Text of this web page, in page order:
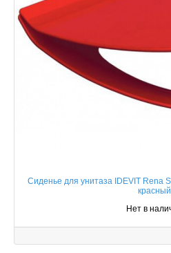
Сиденье для унитаза IDEVIT Rena
красный
Нет в